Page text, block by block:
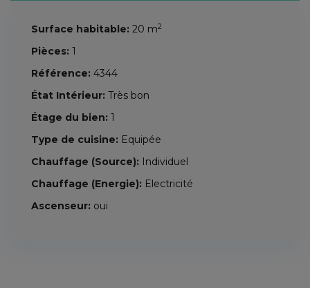
Surface habitable: 20 m2
Pièces: 1
Référence: 4344
État Intérieur: Très bon
Étage du bien: 1
Type de cuisine: Equipée
Chauffage (Source): Individuel
Chauffage (Energie): Electricité
Ascenseur: oui